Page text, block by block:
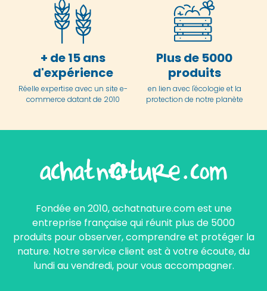
+ de 15 ans
d'expérience
Réelle expertise avec un site e-
commerce datant de 2010
Plus de 5000
produits
en lien avec l'écologie et la
protection de notre planète
Fondée en 2010, achatnature.com est une
entreprise française qui réunit plus de 5000
produits pour observer, comprendre et protéger la
nature. Notre service client est à votre écoute, du
lundi au vendredi, pour vous accompagner.